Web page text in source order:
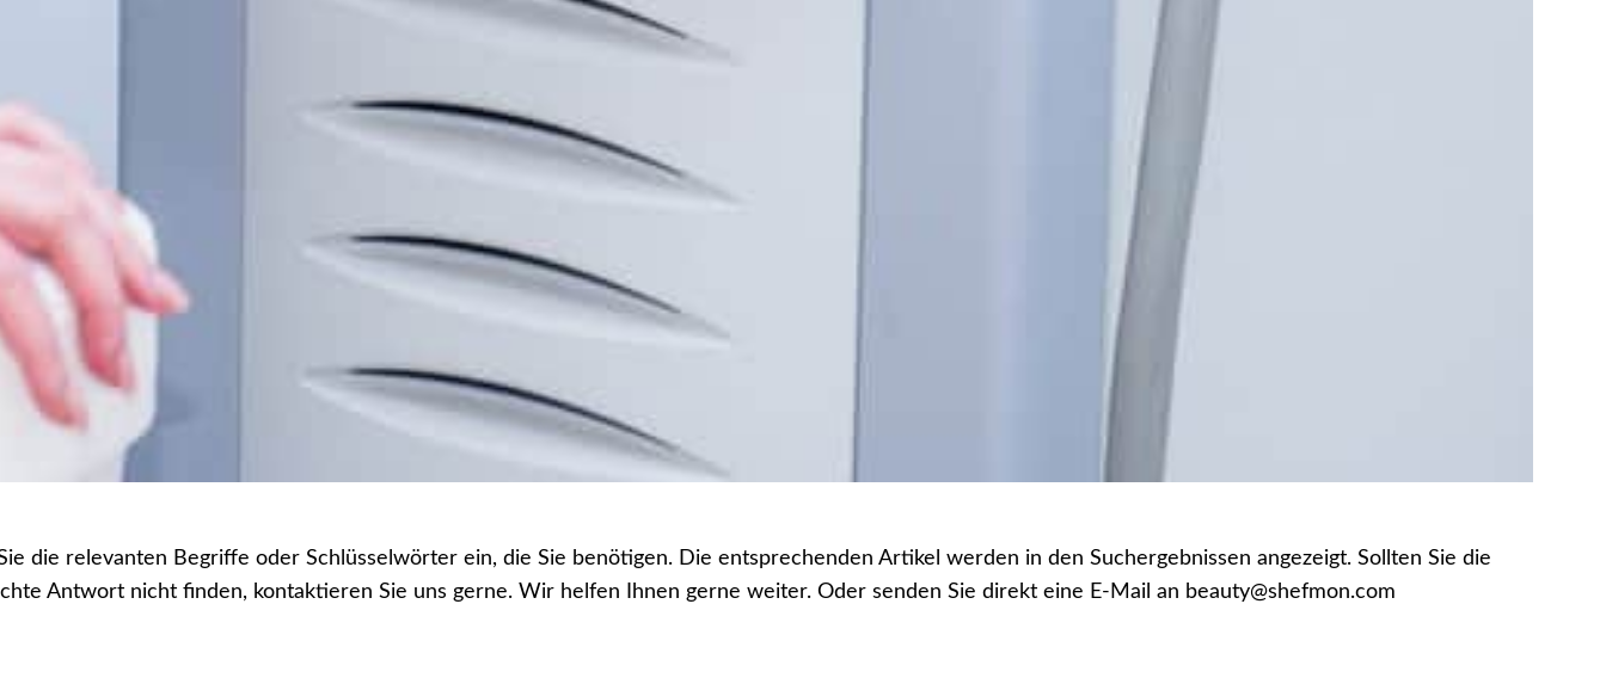
die relevanten Begriffe oder Schlüsselwörter ein, die Sie benötigen. Die entsprechenden Artikel werden in den Suchergebnissen angezeigt. Sollten Sie die
Antwort nicht finden, kontaktieren Sie uns gerne. Wir helfen Ihnen gerne weiter. Oder senden Sie direkt eine E-Mail an beauty@shefmon.com